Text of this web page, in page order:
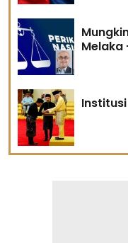
Melaka